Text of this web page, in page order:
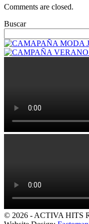
Comments are closed.
Buscar
© 2026 - ACTIVA HITS